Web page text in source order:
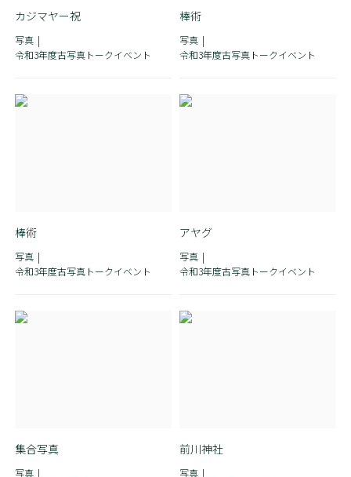
カジマヤー祝
写真
令和3年度古写真トークイベント
棒術
写真
令和3年度古写真トークイベント
棒術
写真
令和3年度古写真トークイベント
アヤグ
写真
令和3年度古写真トークイベント
集合写真
写真
前川神社
写真